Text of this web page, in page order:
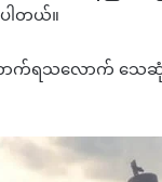
ါတယ်။
ကောက်ရသလောက် သ